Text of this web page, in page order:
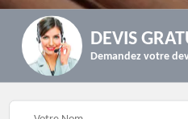
Travaux de charpente
36 Indre
DEVIS
Demandez votre